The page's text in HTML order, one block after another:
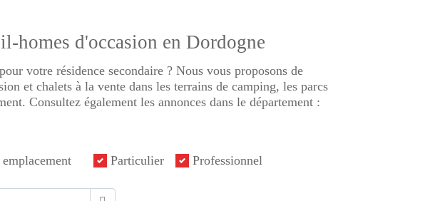
homes d'occasion en Dordogne
votre résidence secondaire ? Nous vous proposons de
et chalets à la vente dans les terrains de camping, les parcs
Consultez également les annonces dans le département :
emplacement Particulier Professionnel